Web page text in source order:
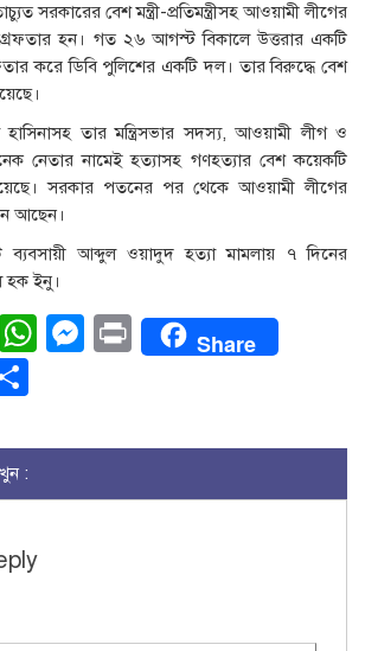
সরকারের বেশ মন্ত্রী-প্রতিমন্ত্রীসহ আওয়ামী লীগের
হন। গত ২৬ আগস্ট বিকালে উত্তরার একটি
করে ডিবি পুলিশের একটি দল। তার বিরুদ্ধে বেশ
হাসিনাসহ তার মন্ত্রিসভার সদস্য, আওয়ামী লীগ ও
নেতার নামেই হত্যাসহ গণহত্যার বেশ কয়েকটি
সরকার পতনের পর থেকে আওয়ামী লীগের
আছেন।
ব্যবসায়ী আব্দুল ওয়াদুদ হত্যা মামলায় ৭ দিনের
হক ইনু।
EmailWhatsApp
Messenger
PrintShare
: